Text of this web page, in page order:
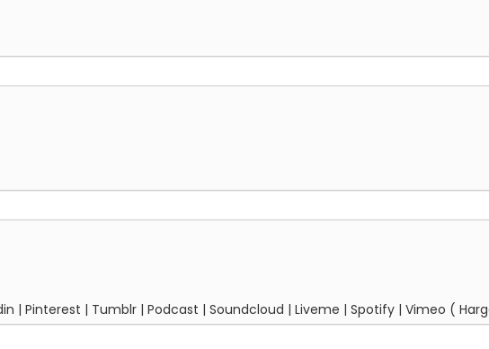
| Pinterest | Tumblr | Podcast | Soundcloud | Liveme | Spotify | Vimeo (